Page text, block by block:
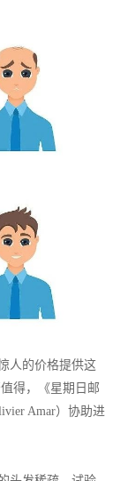
人的价格提供这
得，《星期日邮
Amar）协助进